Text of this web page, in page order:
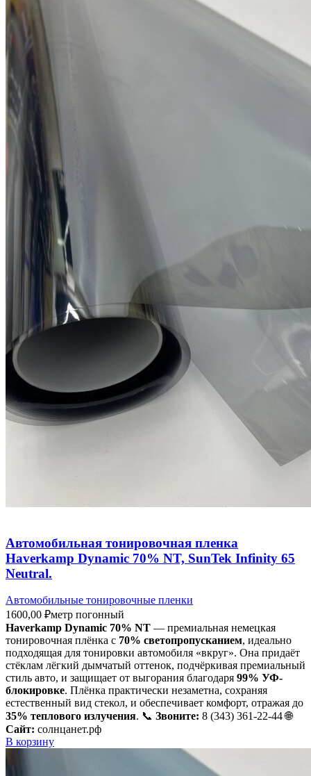
Автомобильная тонировочная пленка
Haverkamp Dynamic 70% NT, SunTek Infinity 65
Neutral.
Автомобильные тонировочные пленки
1600,00 ₽метр погонный
Haverkamp Dynamic 70% NT — премиальная немецкая
тонировочная плёнка с 70% светопропусканием, идеально
подходящая для тонировки автомобиля «вкруг». Она придаёт
стёклам лёгкий дымчатый оттенок, подчёркивая премиальный
стиль авто, и защищает от выгорания благодаря 99% УФ-
блокировке. Плёнка практически незаметна, сохраняя
естественный вид стекол, и обеспечивает комфорт, отражая до
35% теплового излучения. 📞 Звоните: 8 (343) 361-22-44 🌐
Сайт: солнцанет.рф
В корзину